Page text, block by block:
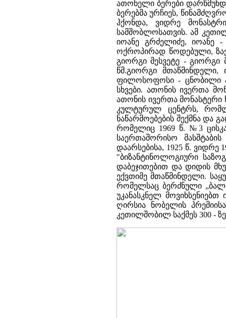
ათონელი ბერები
ბერებმა ურჩიეს,
ჰქონდა, ვიდრე
სამშობლოსათვის. ამ
იოანე გრძელიძე, იოანე -
ოქროპირად წოდებული,
გიორგი მესვეტე -
წმ.გიორგი
ფილოსოფოსი - ცნობილი
სხვები. ათონის ივერთა
ათონის ივერთა
კულტურულ ცენტრს,
ნაწარმოებების შექმნა
რომელიც 1969 წ. №3
საერთაშორისო
დაარსებისა, 1925 წ.
"ბიზანტინოლოგიური
დაბეჯითებით და დიდის
ექვთიმე მთაწმინდელი.
რომელსაც ბერძნული
უკანასკნელ
ღირსია ნობელის
კეთილშობილ საქმეს 300 -